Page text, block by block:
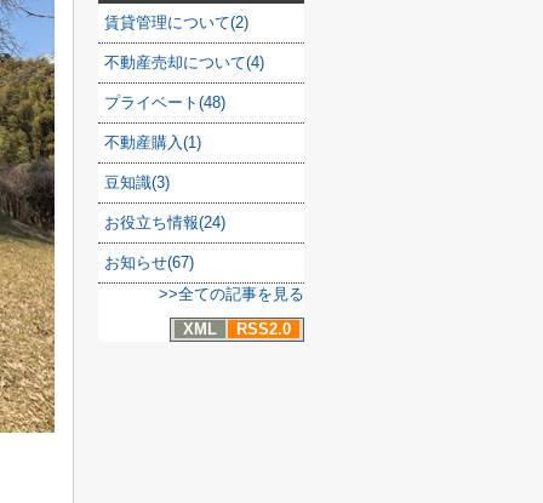
賃貸管理について(2)
不動産売却について(4)
プライベート(48)
不動産購入(1)
豆知識(3)
お役立ち情報(24)
お知らせ(67)
>>全ての記事を見る
XML
RSS2.0